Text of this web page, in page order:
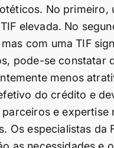
No
elevada. No
com uma TIF
pode-se constatar
menos
do crédito e
e
Os especialistas da